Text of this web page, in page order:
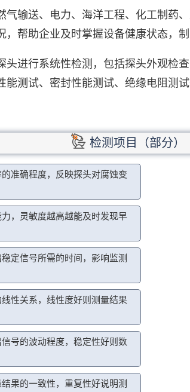
输送、电力、海洋工程、化工制药
帮助企业及时掌握设备健康状态，制
进行系统性检测，包括探头外观检
测试、密封性能测试、绝缘电阻测
检测项目（部分）
准确程度，反映探头对腐蚀变
，灵敏度越高越能及时发现早
定信号所需的时间，影响监测
性关系，线性度好则测量结果
号的波动程度，稳定性好则数
果的一致性，重复性好说明测